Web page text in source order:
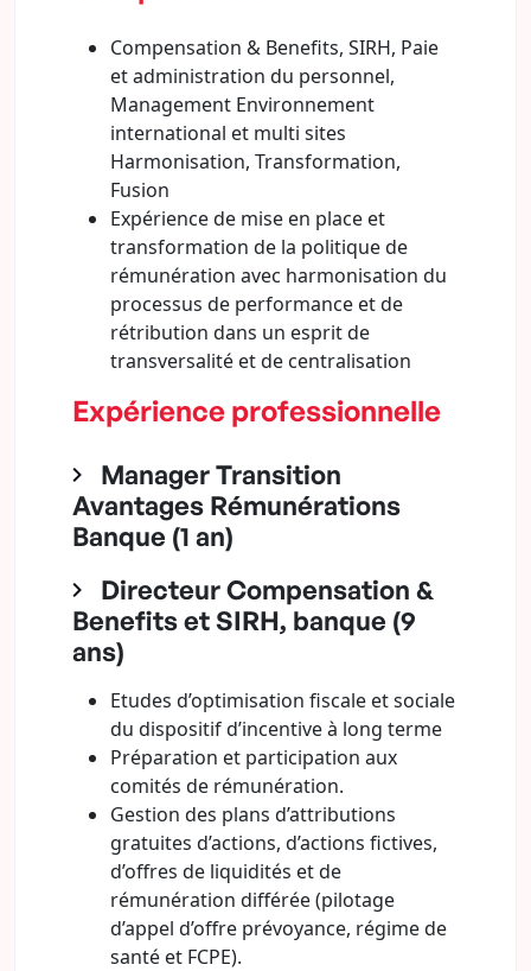
Compensation & Benefits, SIRH, Paie
et administration du personnel,
Management Environnement
international et multi sites
Harmonisation, Transformation,
Fusion
Expérience de mise en place et
transformation de la politique de
rémunération avec harmonisation du
processus de performance et de
rétribution dans un esprit de
transversalité et de centralisation
Expérience professionnelle
Manager Transition
Avantages Rémunérations
Banque (1 an)
Directeur Compensation &
Benefits et SIRH, banque (9
ans)
Etudes d’optimisation fiscale et sociale
du dispositif d’incentive à long terme
Préparation et participation aux
comités de rémunération.
Gestion des plans d’attributions
gratuites d’actions, d’actions fictives,
d’offres de liquidités et de
rémunération différée (pilotage
d’appel d’offre prévoyance, régime de
santé et FCPE).